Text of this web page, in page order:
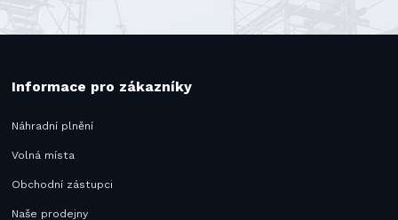
Informace pro zákazníky
Náhradní plnění
Volná místa
Obchodní zástupci
Naše prodejny